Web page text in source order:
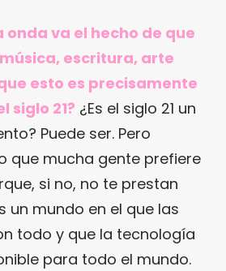
onda va el hecho de que
escritura, arte
esto es precisamente
siglo 21? ¿Es el siglo 21 un
Puede ser. Pero
que mucha gente prefiere
si no, no te prestan
un mundo en el que las
todo y que la tecnología
para todo el mundo.